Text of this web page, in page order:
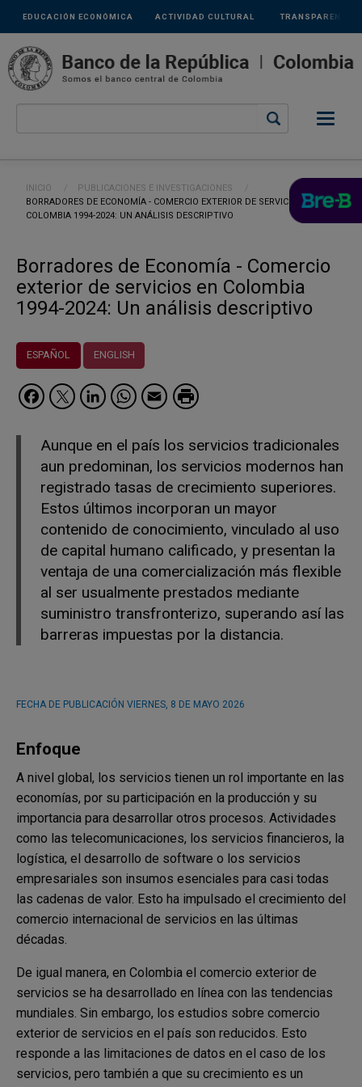
Pasar al contenido principal
Links
secundarios
ACTIVIDAD CULTURAL
EDUCACIÓN ECONÓMICA TRANSPARENCIA
Ruta de navegación
INICIO
PUBLICACIONES E INVESTIGACIONES
CURRENT:
BORRADORES DE ECONOMÍA - COMERCIO EXTERIOR DE SERVICIOS EN
COLOMBIA 1994-2024: UN ANÁLISIS DESCRIPTIVO
Borradores de Economía - Comercio
exterior de servicios en Colombia
1994-2024: Un análisis descriptivo
ESPAÑOL ENGLISH
Facebook
Twitter
LinkedIn
WhatsApp
Email
Aunque en el país los servicios tradicionales
aun predominan, los servicios modernos han
registrado tasas de crecimiento superiores.
Estos últimos incorporan un mayor
contenido de conocimiento, vinculado al uso
de capital humano calificado, y presentan la
ventaja de una comercialización más flexible
al ser usualmente prestados mediante
suministro transfronterizo, superando así las
barreras impuestas por la distancia.
FECHA DE PUBLICACIÓN VIERNES, 8 DE MAYO 2026
Enfoque
A nivel global, los servicios tienen un rol importante en las
economías, por su participación en la producción y su
importancia para desarrollar otros procesos. Actividades
como las telecomunicaciones, los servicios financieros, la
logística, el desarrollo de software o los servicios
empresariales son insumos esenciales para casi todas
las cadenas de valor. Esto ha impulsado el crecimiento del
comercio internacional de servicios en las últimas
décadas.
De igual manera, en Colombia el comercio exterior de
servicios se ha desarrollado en línea con las tendencias
mundiales. Sin embargo, los estudios sobre comercio
exterior de servicios en el país son reducidos. Esto
responde a las limitaciones de datos en el caso de los
servicios, pero también a que su crecimiento es un